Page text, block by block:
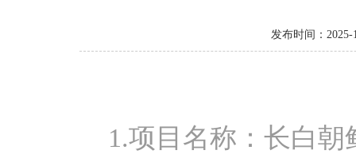
发布时间：2025-
1.项目名称： 长白朝